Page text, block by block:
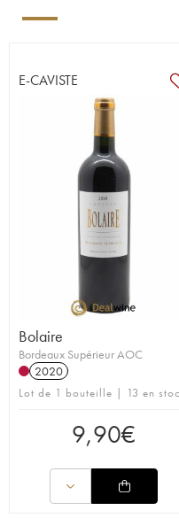
E-CAVISTE
Bolaire
Bordeaux Supérieur AOC
2020
Lot de 1 bouteille | 13 en
9,90€